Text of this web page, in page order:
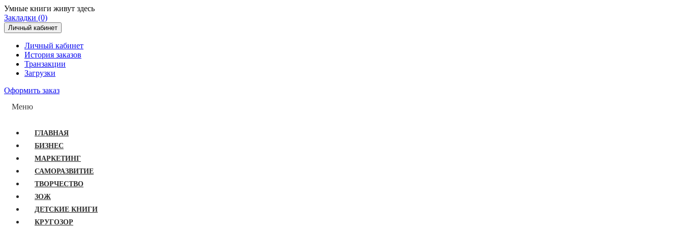
Умные книги живут здесь
Закладки (0)
Личный кабинет
Личный кабинет
История заказов
Транзакции
Загрузки
Оформить заказ
Меню
ГЛАВНАЯ
БИЗНЕС
МАРКЕТИНГ
САМОРАЗВИТИЕ
ТВОРЧЕСТВО
ЗОЖ
ДЕТСКИЕ КНИГИ
КРУГОЗОР